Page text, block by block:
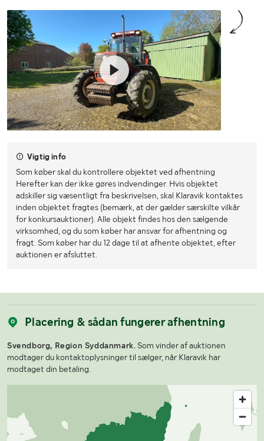
Vigtig info
Som køber skal du kontrollere objektet ved afhentning
Herefter kan der ikke gøres indvendinger. Hvis objektet
adskiller sig væsentligt fra beskrivelsen, skal Klaravik kontaktes
inden objektet fragtes (bemærk, at der gælder særskilte vilkår
for konkursauktioner). Alle objekt findes hos den sælgende
virksomhed, og du som køber har ansvar for afhentning og
fragt. Som køber har du 12 dage til at afhente objektet, efter
auktionen er afsluttet.
Placering & sådan fungerer afhentning
Svendborg, Region Syddanmark. Som vinder af auktionen
modtager du kontaktoplysninger til sælger, når Klaravik har
modtaget din betaling.